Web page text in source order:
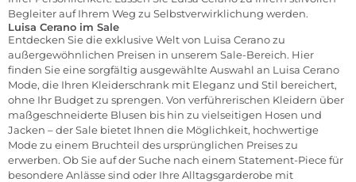
Begleiter auf Ihrem Weg zu Selbstverwirklichung werden.
Luisa Cerano im Sale
Entdecken Sie die exklusive Welt von Luisa Cerano zu
außergewöhnlichen Preisen in unserem Sale-Bereich. Hier
finden Sie eine sorgfältig ausgewählte Auswahl an Luisa Cerano
Mode, die Ihren Kleiderschrank mit Eleganz und Stil bereichert,
ohne Ihr Budget zu sprengen. Von verführerischen Kleidern über
maßgeschneiderte Blusen bis hin zu vielseitigen Hosen und
Jacken – der Sale bietet Ihnen die Möglichkeit, hochwertige
Mode zu einem Bruchteil des ursprünglichen Preises zu
erwerben. Ob Sie auf der Suche nach einem Statement-Piece für
besondere Anlässe sind oder Ihre Alltagsgarderobe mit